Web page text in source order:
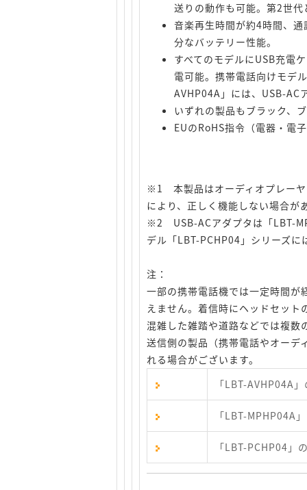
送りの動作も可能。第2世
音楽再生時間が約4時間、
分なバッテリー性能。
すべてのモデルにUSB充電
電可能。携帯電話向けモデ
AVHP04A」には、USB-AC
いずれの製品もブラック、
EUのRoHS指令（電器・電
※1 本製品はオーディオプレーヤ
により、正しく機能しない場合が
※2 USB-ACアダプタは「LBT-
デル「LBT-PCHP04」シリーズに
注：
一部の携帯電話機では一定時間
えません。着信時にヘッドセッ
混雑した雑踏や道路などでは複数
送信側の製品（携帯電話やオーデ
れる場合がございます。
「LBT-AVHP04A
「LBT-MPHP04A
「LBT-PCHP04」